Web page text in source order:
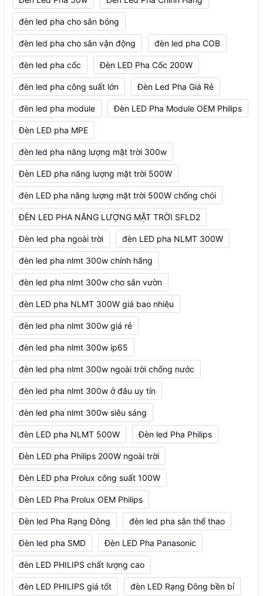
đèn led pha cho sân bóng
đèn led pha cho sân vận động đèn led pha COB
đèn led pha cốc Đèn LED Pha Cốc 200W
đèn led pha công suất lớn Đèn Led Pha Giá Rẻ
đèn led pha module Đèn LED Pha Module OEM Philips
Đèn LED pha MPE
đèn led pha năng lượng mặt trời 300w
Đèn LED pha năng lượng mặt trời 500W
đèn LED pha năng lượng mặt trời 500W chống chói
ĐÈN LED PHA NĂNG LƯỢNG MẶT TRỜI SFLD2
Đèn led pha ngoài trời đèn LED pha NLMT 300W
đèn led pha nlmt 300w chính hãng
đèn led pha nlmt 300w cho sân vườn
đèn LED pha NLMT 300W giá bao nhiêu
đèn led pha nlmt 300w giá rẻ
đèn led pha nlmt 300w ip65
đèn led pha nlmt 300w ngoài trời chống nước
đèn led pha nlmt 300w ở đâu uy tín
đèn led pha nlmt 300w siêu sáng
đèn LED pha NLMT 500W Đèn led Pha Philips
Đèn LED pha Philips 200W ngoài trời
Đèn LED pha Prolux công suất 100W
Đèn LED Pha Prolux OEM Philips
Đèn led Pha Rạng Đông đèn led pha sân thể thao
Đèn led pha SMD Đèn LED Pha Panasonic
đèn LED PHILIPS chất lượng cao
đèn LED PHILIPS giá tốt đèn LED Rạng Đông bền bỉ